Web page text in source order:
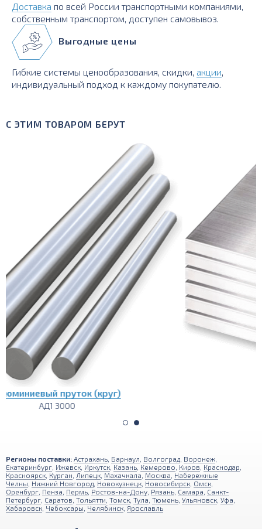
Доставка по всей России транспортными компаниями,
собственным транспортом, доступен самовывоз.
Выгодные цены
Гибкие системы ценообразования, скидки, акции,
индивидуальный подход к каждому покупателю.
С ЭТИМ ТОВАРОМ БЕРУТ
Алюминиевая плита
Регионы поставки: Астрахань Барнаул Волгоград Воронеж
Екатеринбург Ижевск Иркутск Казань Кемерово Киров Краснодар
Красноярск Курган Липецк Махачкала Москва Набережные
Челны Нижний Новгород Новокузнецк Новосибирск Омск
Оренбург Пенза Пермь Ростов-на-Дону Рязань Самара Санкт-
Петербург Саратов Тольятти Томск Тула Тюмень Ульяновск Уфа
Хабаровск Чебоксары Челябинск Ярославль